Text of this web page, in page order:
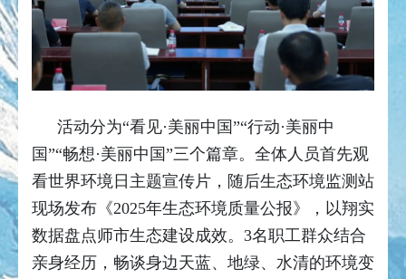
活动分为“看见·美丽中国”“行动·美丽中
国”“畅想·美丽中国”三个篇章。全体人员首先观
看世界环境日主题宣传片，随后生态环境监测站
现场发布《2025年生态环境质量公报》，以翔实
数据盘点师市生态建设成效。3名职工群众结合
亲身经历，畅谈身边天蓝、地绿、水清的环境变